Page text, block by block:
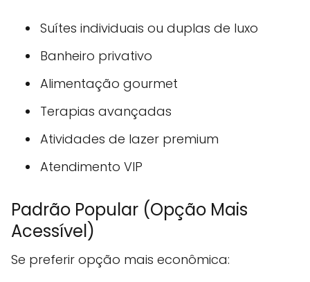
Suítes individuais ou duplas de luxo
Banheiro privativo
Alimentação gourmet
Terapias avançadas
Atividades de lazer premium
Atendimento VIP
Padrão Popular (Opção Mais
Acessível)
Se preferir opção mais econômica: